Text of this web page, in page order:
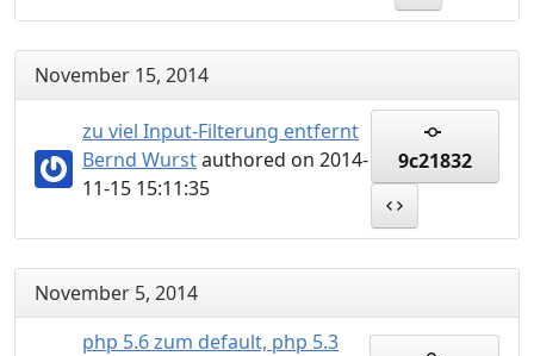
November 15, 2014
zu viel Input-Filterung entfernt
Bernd Wurstauthored on 2014-
11-15 15:11:35
9c21832
November 5, 2014
php 5.6 zum default, php 5.3